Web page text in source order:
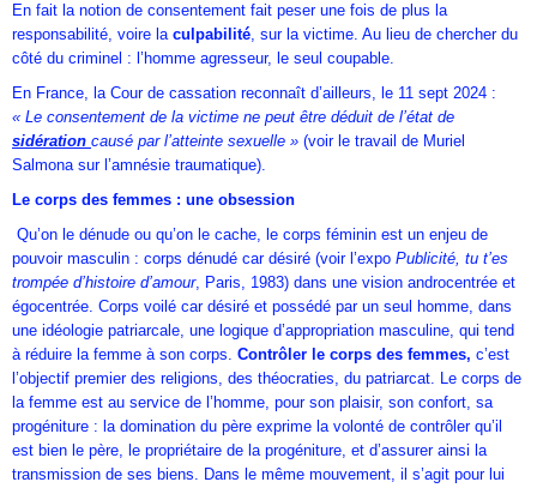
En fait la notion de consentement fait peser une fois de plus la
responsabilité, voire la culpabilité, sur la victime. Au lieu de chercher du
côté du criminel : l’homme agresseur, le seul coupable.
En France, la Cour de cassation reconnaît d’ailleurs, le 11 sept 2024 :
« Le consentement de la victime ne peut être déduit de l’état de
sidération causé par l’atteinte sexuelle » (voir le travail de Muriel
Salmona sur l’amnésie traumatique).
Le corps des femmes : une obsession
Qu’on le dénude ou qu’on le cache, le corps féminin est un enjeu de
pouvoir masculin : corps dénudé car désiré (voir l’expo Publicité, tu t’es
trompée d’histoire d’amour, Paris, 1983) dans une vision androcentrée et
égocentrée. Corps voilé car désiré et possédé par un seul homme, dans
une idéologie patriarcale, une logique d’appropriation masculine, qui tend
à réduire la femme à son corps. Contrôler le corps des femmes, c’est
l’objectif premier des religions, des théocraties, du patriarcat. Le corps de
la femme est au service de l’homme, pour son plaisir, son confort, sa
progéniture : la domination du père exprime la volonté de contrôler qu’il
est bien le père, le propriétaire de la progéniture, et d’assurer ainsi la
transmission de ses biens. Dans le même mouvement, il s’agit pour lui